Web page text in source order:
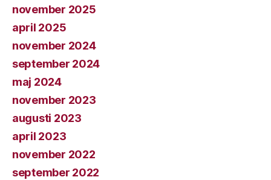
november 2025
april 2025
november 2024
september 2024
maj 2024
november 2023
augusti 2023
april 2023
november 2022
september 2022